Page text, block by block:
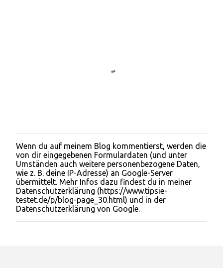
K
o
m
m
e
n
t
a
r
Wenn du auf meinem Blog kommentierst, werden die
von dir eingegebenen Formulardaten (und unter
Umständen auch weitere personenbezogene Daten,
wie z. B. deine IP-Adresse) an Google-Server
übermittelt. Mehr Infos dazu findest du in meiner
Datenschutzerklärung (https://www.tipsie-
testet.de/p/blog-page_30.html) und in der
Datenschutzerklärung von Google.